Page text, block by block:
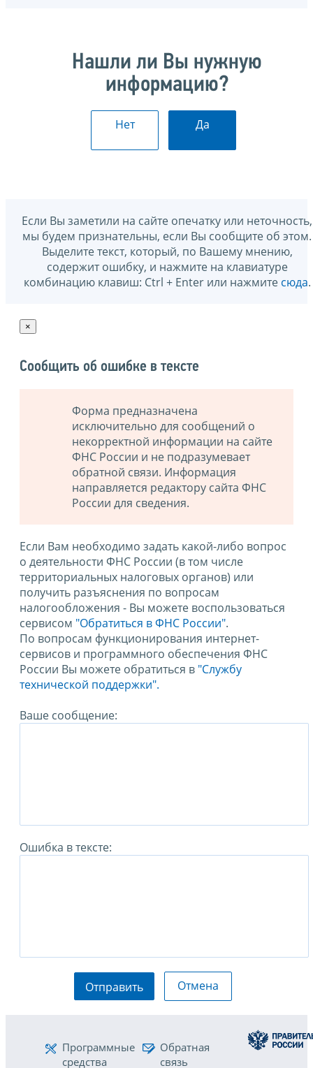
Нашли ли Вы нужную
информацию?
Нет Да
Если Вы заметили на сайте опечатку или неточность,
мы будем признательны, если Вы сообщите об этом.
Выделите текст, который, по Вашему мнению,
содержит ошибку, и нажмите на клавиатуре
комбинацию клавиш: Ctrl + Enter или нажмите сюда.
×
Сообщить об ошибке в тексте
Форма предназначена
исключительно для сообщений о
некорректной информации на сайте
ФНС России и не подразумевает
обратной связи. Информация
направляется редактору сайта ФНС
России для сведения.
Если Вам необходимо задать какой-либо вопрос
о деятельности ФНС России (в том числе
территориальных налоговых органов) или
получить разъяснения по вопросам
налогообложения - Вы можете воспользоваться
сервисом "Обратиться в ФНС России".
По вопросам функционирования интернет-
сервисов и программного обеспечения ФНС
России Вы можете обратиться в "Службу
технической поддержки".
Ваше сообщение:
Ошибка в тексте:
Отправить Отмена
Программные
средства
Обратная
связь